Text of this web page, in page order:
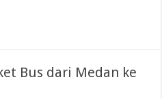
Bus dari Medan ke